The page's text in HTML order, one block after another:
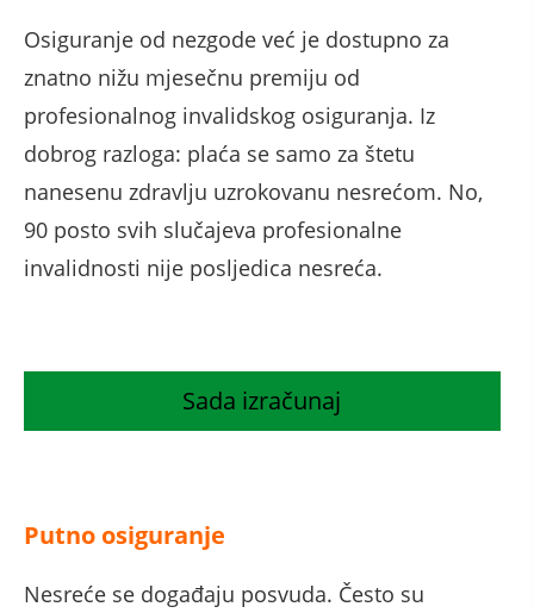
Osiguranje od nezgode već je dostupno za
znatno nižu mjesečnu premiju od
profesionalnog invalidskog osiguranja. Iz
dobrog razloga: plaća se samo za štetu
nanesenu zdravlju uzrokovanu nesrećom. No,
90 posto svih slučajeva profesionalne
invalidnosti nije posljedica nesreća.
Sada izračunaj
Putno osiguranje
Nesreće se događaju posvuda. Često su